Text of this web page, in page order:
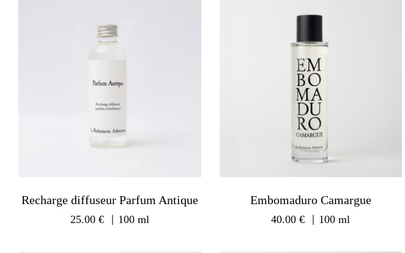
Recharge diffuseur Parfum Antique
25.00 € ｜100 ml
Embomaduro Camargue
40.00€ ｜100 ml